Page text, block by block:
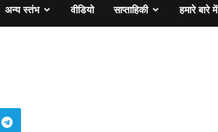
अन्य स्तंभ वीडियो साप्ताहिकी हमारे बारे में